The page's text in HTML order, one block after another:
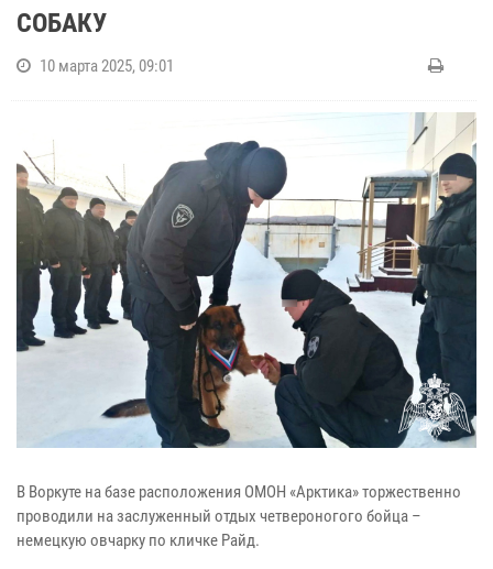
СОБАКУ
10 марта 2025, 09:01
В Воркуте на базе расположения ОМОН «Арктика» торжественно
проводили на заслуженный отдых четвероногого бойца –
немецкую овчарку по кличке Райд.